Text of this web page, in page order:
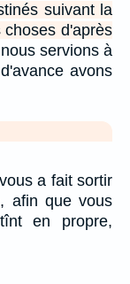
suivant la
d'après
servions à
avons
a fait sortir
afin que vous
en propre,